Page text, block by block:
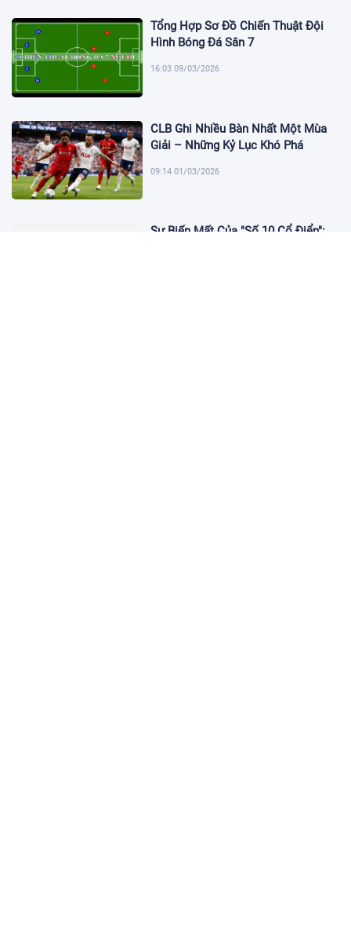
Tổng Hợp Sơ Đồ Chiến Thuật Đội
Hình Bóng Đá Sân 7
16:03 09/03/2026
CLB Ghi Nhiều Bàn Nhất Một Mùa
Giải – Những Kỷ Lục Khó Phá
09:14 01/03/2026
Sự Biến Mất Của "Số 10 Cổ Điển":